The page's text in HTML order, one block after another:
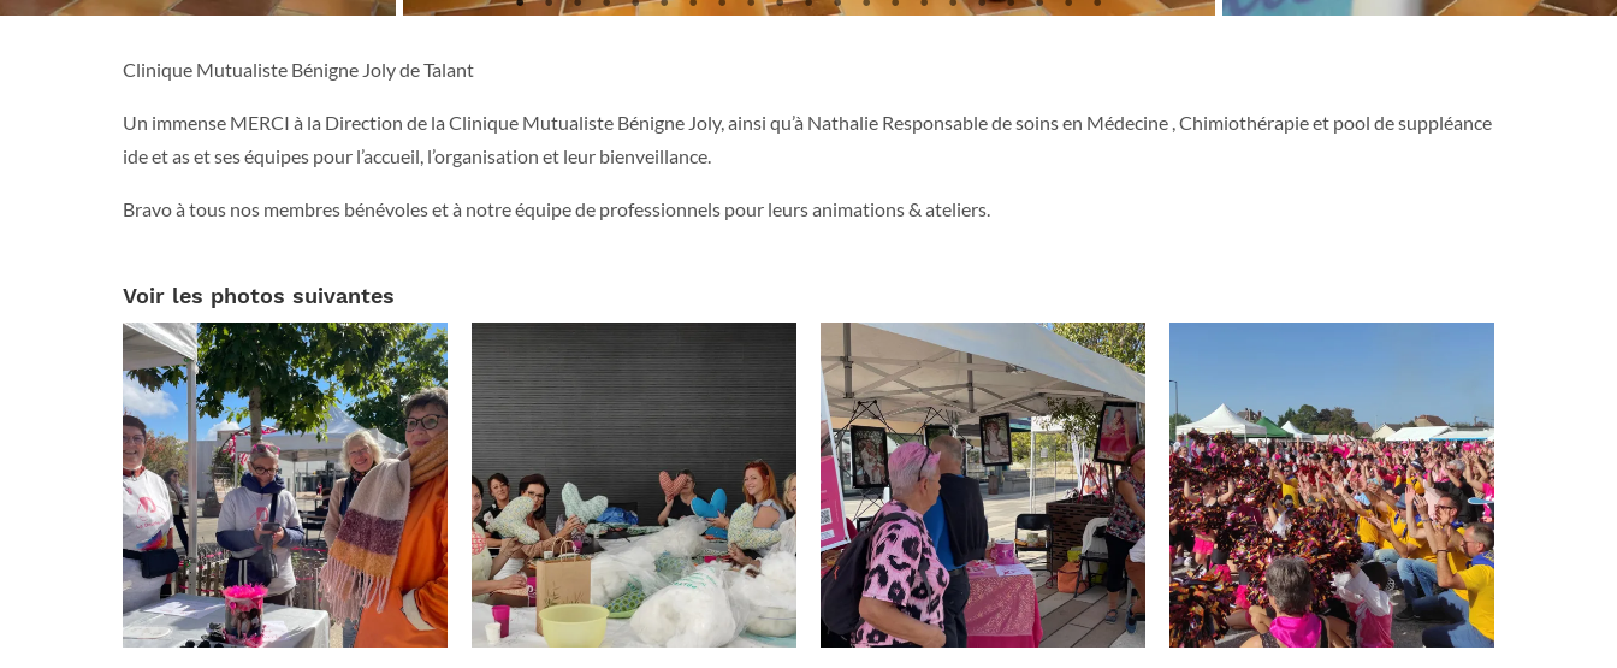
Clinique Mutualiste Bénigne Joly de Talant
Un immense MERCI à la Direction de la Clinique Mutualiste Bénigne Joly, ainsi qu’à Nathalie Responsable de soins en Médecine , Chimiothérapie et pool de suppléance
ide et as et ses équipes pour l’accueil, l’organisation et leur bienveillance.
Bravo à tous nos membres bénévoles et à notre équipe de professionnels pour leurs animations & ateliers.
Voir les photos suivantes